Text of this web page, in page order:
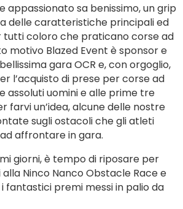
appassionato sa benissimo, un grip
delle caratteristiche principali ed
tutti coloro che praticano corse ad
motivo Blazed Event è sponsor e
gara OCR e, con orgoglio,
l’acquisto di prese per corse ad
assoluti uomini e alle prime tre
farvi un’idea, alcune delle nostre
sugli ostacoli che gli atleti
affrontare in gara.
giorni, è tempo di riposare per
Ninco Nanco Obstacle Race e
fantastici premi messi in palio da